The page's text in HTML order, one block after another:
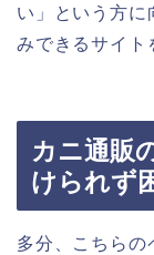
い」という方に
みできるサイト
カニ通販
けられず
多分、こちらの